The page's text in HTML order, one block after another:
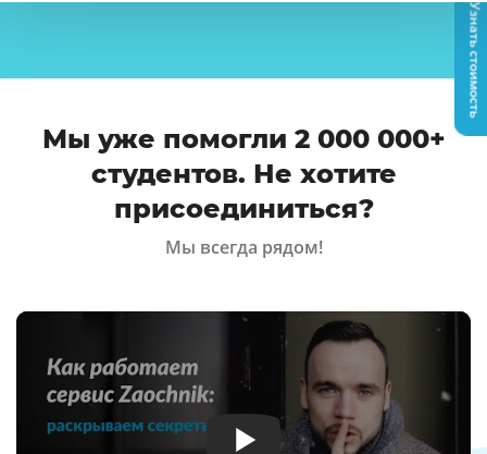
Мы уже помогли 2 000 000+
студентов. Не хотите
присоединиться?
Мы всегда рядом!
Узнать стоимость